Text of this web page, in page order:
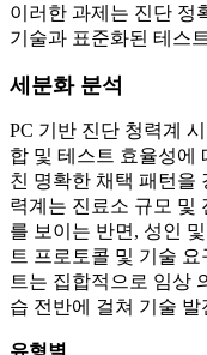
이러한 과제는 진단 정
기술과 표준화된 테스
세분화 분석
PC 기반 진단 청력계
합 및 테스트 효율성에
친 명확한 채택 패턴을
력계는 진료소 규모 및
를 보이는 반면, 성인
트 프로토콜 및 기술
트는 집합적으로 임상
습 전반에 걸쳐 기술